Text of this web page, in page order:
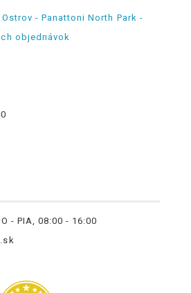
- Panattoni North Park -
objednávok
- PIA, 08:00 - 16:00